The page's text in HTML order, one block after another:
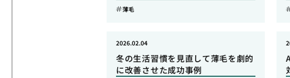
薄毛
冬の生活習慣を見直して薄毛を劇的
に改善させた成功事例
2026.02.04